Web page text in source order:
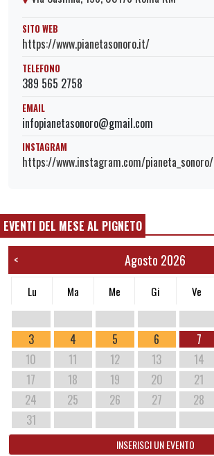
SITO WEB
https://www.pianetasonoro.it/
TELEFONO
389 565 2758
EMAIL
infopianetasonoro@gmail.com
INSTAGRAM
https://www.instagram.com/pianeta_sonoro/
EVENTI DEL MESE AL PIGNETO
< Agosto 2026
Lu Ma Me Gi Ve
3
4 5 6 7
10
11 12 13 14
17
18 19 20 21
24
25 26 27 28
31
INSERISCI UN EVENTO